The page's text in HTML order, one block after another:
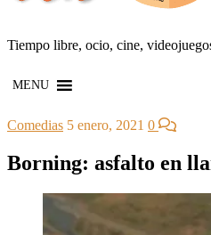
Tiempo libre, ocio, cine,
MENU
Comedias 5 enero, 2021 0
Borning: asfalto en